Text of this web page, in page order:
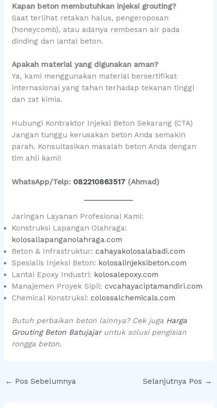
Kapan beton membutuhkan injeksi grouting?
Saat terlihat retakan halus, pengeroposan
(honeycomb), atau adanya rembesan air pada
dinding dan lantai beton.
Apakah material yang digunakan aman?
Ya, kami menggunakan material bersertifikat
internasional yang tahan terhadap tekanan tinggi
dan zat kimia.
Hubungi Kontraktor Injeksi Beton Sekarang (CTA)
Jangan tunggu kerusakan beton Anda semakin
parah. Konsultasikan masalah beton Anda dengan
tim ahli kami!
WhatsApp/Telp: 082210863517(Ahmad)
Jaringan Layanan Profesional Kami:
Konstruksi Lapangan Olahraga:
kolosallapanganolahraga.com
Beton & Infrastruktur: cahayakolosalabadi.com
Spesialis Injeksi Beton: kolosalinjeksibeton.com
Lantai Epoxy Industri: kolosalepoxy.com
Manajemen Proyek Sipil: cvcahayaciptamandiri.com
Chemical Konstruksi: colossalchemicals.com
Butuh perbaikan beton lainnya? Cek juga Harga
Grouting Beton Batujajaruntuk solusi pengisian
rongga beton.
← Pos Sebelumnya Selanjutnya Pos →